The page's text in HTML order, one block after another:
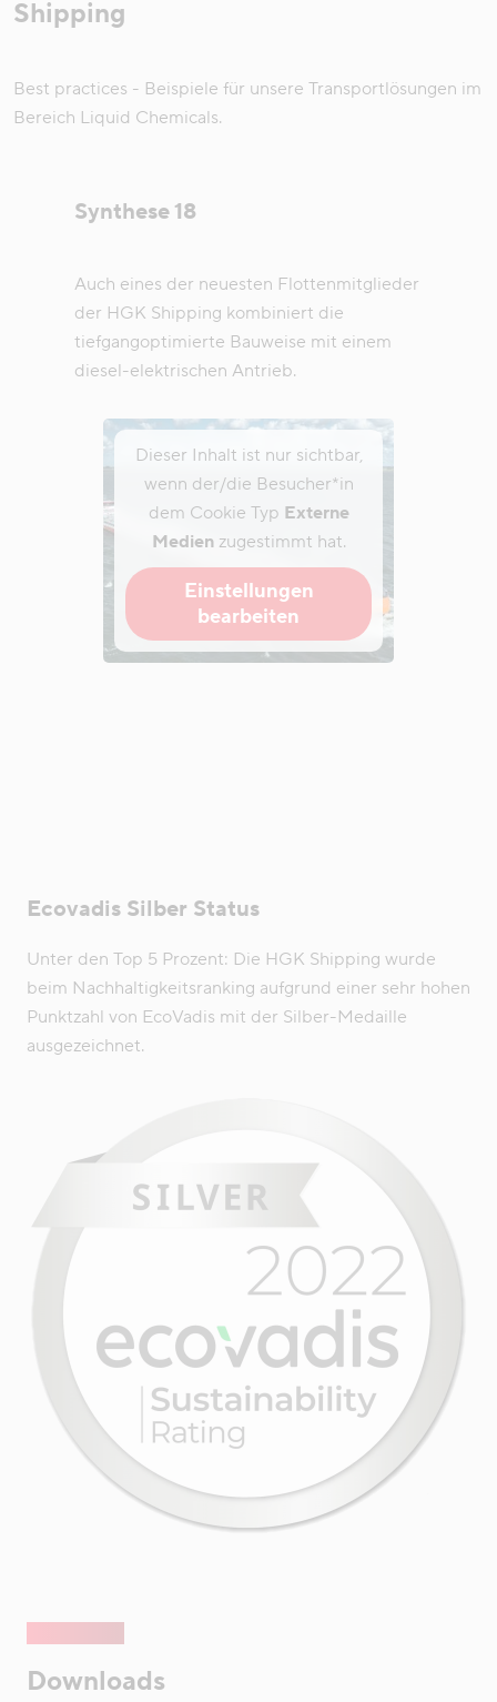
Shipping
Best practices - Beispiele für unsere Transportlösungen im
Bereich Liquid Chemicals.
Synthese 18
Auch eines der neuesten Flottenmitglieder
der HGK Shipping kombiniert die
tiefgangoptimierte Bauweise mit einem
diesel-elektrischen Antrieb.
Dieser Inhalt ist nur sichtbar,
wenn der/die Besucher*in
dem Cookie Typ Externe
Medienzugestimmt hat.
Einstellungen
bearbeiten
Ecovadis Silber Status
Unter den Top 5 Prozent: Die HGK Shipping wurde
beim Nachhaltigkeitsranking aufgrund einer sehr hohen
Punktzahl von EcoVadis mit der Silber-Medaille
ausgezeichnet.
Downloads